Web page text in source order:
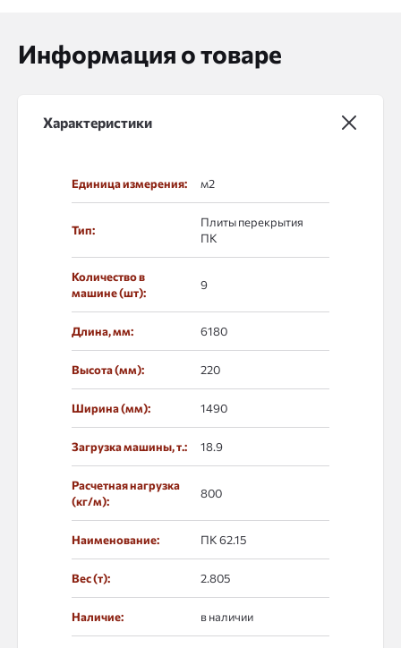
Информация о товаре
Характеристики
Единица измерения: м2
Тип:
Плиты перекрытия
ПК
Количество в
машине (шт):
9
Длина, мм: 6180
Высота (мм): 220
Ширина (мм): 1490
Загрузка машины, т.: 18.9
Расчетная нагрузка
(кг/м):
800
Наименование: ПК 62.15
Вес (т): 2.805
Наличие: в наличии